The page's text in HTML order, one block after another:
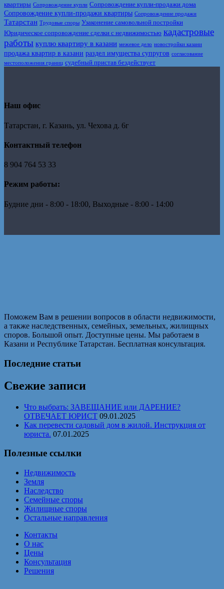
квартиры Сопровождение купли Сопровождение купли-продажи дома
Сопровождение купли-продажи квартиры Сопровождение продажи
Татарстан Трудовые споры Узаконение самовольной постройки
Юридическое сопровождение сделки с недвижимостью кадастровые
работы куплю квартиру в казани межевое дело новостройки казани
продажа квартир в казани раздел имущества супругов согласование
местоположения границ судебный пристав бездействует
Наш офис
Татарстан, г. Казань, ул. Чехова д. 6г
Контактный телефон
8 904 764 53 33
Режим работы:
Будние дни - 8:00 - 18:00, Выходные - 8:00 - 14:00
Поможем Вам в решении вопросов в области недвижимости,
а также наследственных, семейных, земельных, жилищных
споров. Большой опыт. Доступные цены. Мы работаем в
Казани и Республике Татарстан. Бесплатная консультация.
Последние статьи
Свежие записи
Что выбрать: ЗАВЕЩАНИЕ или ДАРЕНИЕ?
ОТВЕЧАЕТ ЮРИСТ 09.01.2025
Как перевести садовый дом в жилой. Инструкция от
юриста. 07.01.2025
Полезные ссылки
Недвижимость
Земля
Наследство
Семейные споры
Жилищные споры
Остальные направления
Контакты
О нас
Цены
Консультация
Решения